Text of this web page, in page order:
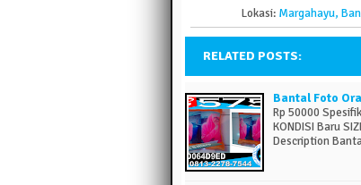
Lokasi: Margahayu,
RELATED POSTS:
Bantal Foto
Rp 50000
KONDISI Baru
Description